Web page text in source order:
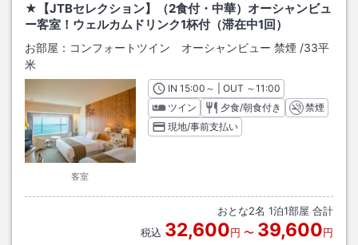
★【JTBセレクション】（2食付・中華）オーシャンビュ
ー客室！ウェルカムドリンク1杯付（滞在中1回）
お部屋： コンフォートツイン オーシャンビュー 禁煙 /33平
米
客室
INチェックイン
15:00 ～ | OUT チェックアウト
～11:00
ツイン
夕食/朝食付き
禁煙
現地/事前支払い
おとな2名 1泊1部屋 合計
税込 32,600円 〜 39,600円